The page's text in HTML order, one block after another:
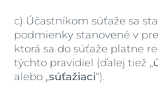
c) Účastníkom súťaže sa
podmienky stanovené v
ktorá sa do súťaže platne
týchto pravidiel (ďalej tiež „
alebo „súťažiaci“).